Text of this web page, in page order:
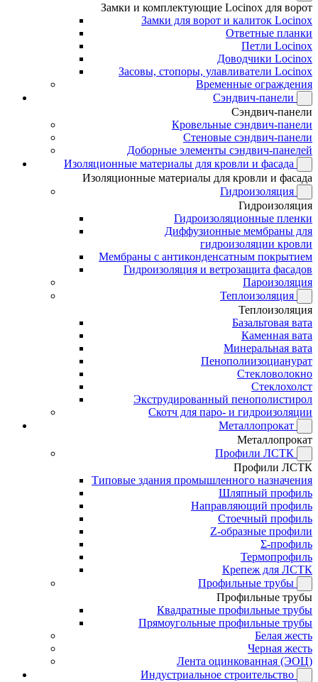
Замки и комплектующие Locinox для ворот
Замки для ворот и калиток Locinox
Ответные планки
Петли Locinox
Доводчики Locinox
Засовы, стопоры, улавливатели Locinox
Временные ограждения
Сэндвич-панели
Сэндвич-панели
Кровельные сэндвич-панели
Стеновые сэндвич-панели
Доборные элементы сэндвич-панелей
Изоляционные материалы для кровли и фасада
Изоляционные материалы для кровли и фасада
Гидроизоляция
Гидроизоляция
Гидроизоляционные пленки
Диффузионные мембраны для
гидроизоляции кровли
Мембраны с антиконденсатным покрытием
Гидроизоляция и ветрозащита фасадов
Пароизоляция
Теплоизоляция
Теплоизоляция
Базальтовая вата
Каменная вата
Минеральная вата
Пенополиизоцианурат
Стекловолокно
Стеклохолст
Экструдированный пенополистирол
Скотч для паро- и гидроизоляции
Металлопрокат
Металлопрокат
Профили ЛСТК
Профили ЛСТК
Типовые здания промышленного назначения
Шляпный профиль
Направляющий профиль
Стоечный профиль
Z-образные профили
Σ-профиль
Термопрофиль
Крепеж для ЛСТК
Профильные трубы
Профильные трубы
Квадратные профильные трубы
Прямоугольные профильные трубы
Белая жесть
Черная жесть
Лента оцинкованная (ЭОЦ)
Индустриальное строительство